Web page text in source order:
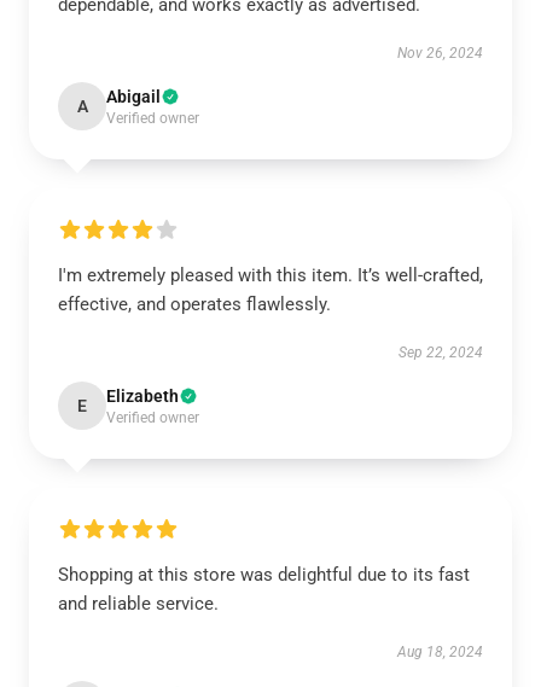
dependable, and works exactly as advertised.
Nov 26, 2024
A Abigail
Verified owner
I'm extremely pleased with this item. It’s well-crafted,
effective, and operates flawlessly.
Sep 22, 2024
E Elizabeth
Verified owner
Shopping at this store was delightful due to its fast
and reliable service.
Aug 18, 2024